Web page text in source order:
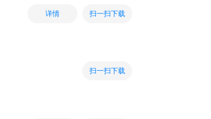
详情 扫一扫下载
扫一扫下载